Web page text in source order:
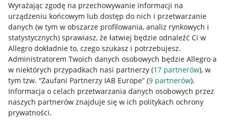
Wyrażając zgodę na przechowywanie informacji na
urządzeniu końcowym lub dostęp do nich i przetwarzanie
danych (w tym w obszarze profilowania, analiz rynkowych i
statystycznych) sprawiasz, że łatwiej będzie odnaleźć Ci w
Allegro dokładnie to, czego szukasz i potrzebujesz.
Administratorem Twoich danych osobowych będzie Allegro a
w niektórych przypadkach nasi partnerzy (17 partnerów), w
tym tzw. “Zaufani Partnerzy IAB Europe” (9 partnerów).
Informacja o celach przetwarzania danych osobowych przez
naszych partnerów znajduje się w ich politykach ochrony
prywatności.
Przydatne informacje
Jak to działa